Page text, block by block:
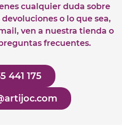
cualquier duda sobre
o lo que sea,
ven a nuestra tienda o
frecuentes.
441 175